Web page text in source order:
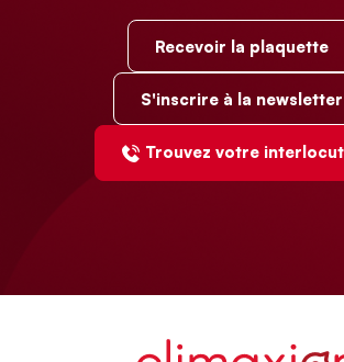
Recevoir la plaquette
S'inscrire à la newsletter
Trouvez votre